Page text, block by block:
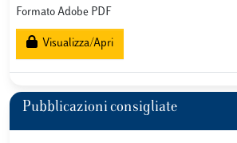
Formato Adobe PDF
Visualizza/Apri
Pubblicazioni consigliate